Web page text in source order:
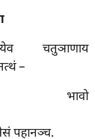
चतुञाणाय
–
भावो
पहानञ्च.